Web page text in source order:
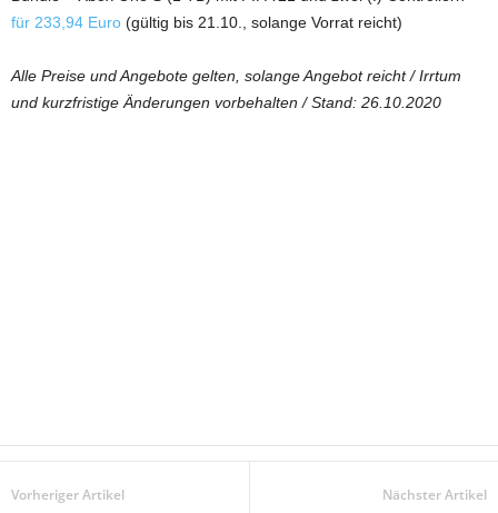
für 233,94 Euro (gültig bis 21.10., solange Vorrat reicht)
Alle Preise und Angebote gelten, solange Angebot reicht / Irrtum
und kurzfristige Änderungen vorbehalten / Stand: 26.10.2020
Vorheriger Artikel Nächster Artikel